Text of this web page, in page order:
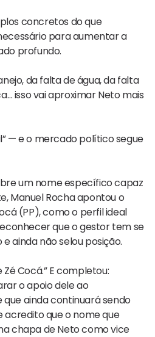
concretos do que
para aumentar a
profundo.
da falta de água, da falta
isso vai aproximar Neto mais
— e o mercado político segue
um nome específico capaz
Manuel Rocha apontou o
(PP), como o perfil ideal
que o gestor tem se
ainda não selou posição.
Cocá.” E completou:
o apoio dele ao
ainda continuará sendo
acredito que o nome que
chapa de Neto como vice